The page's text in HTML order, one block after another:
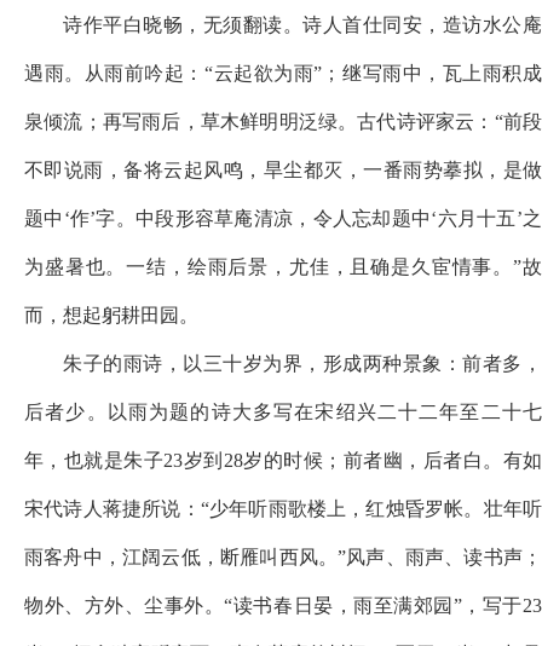
诗作平白晓畅，无须翻读。诗人首仕同安，造访水公庵
遇雨。从雨前吟起：“云起欲为雨”；继写雨中，瓦上雨积成
泉倾流；再写雨后，草木鲜明 明泛绿。古代诗评家云： “前段
不即说雨，备将云起风鸣，旱尘都灭，一番雨势摹拟，是做
题中 ‘作’字。中段形容草庵清凉 ，令人忘却题中‘六月十五’之
为盛暑也。一结，绘雨后景，尤佳，且确是久宦情事。”故
而，想起躬耕田园。
朱子的雨诗，以三十岁为界，形成两种景象：前者多，
后者少。以雨为题的诗大多写在宋绍兴二十二年至二十七
年，也就是朱子23岁到28岁的时候；前者幽，后者白。有如
宋代诗人蒋捷所说：“少年听雨歌楼上，红烛昏罗帐。壮年听
雨客舟中，江阔云低，断雁叫西风。”风声、雨声、读书声；
物外、方外、尘事外。“读书春日晏，雨至满郊园”，写于23